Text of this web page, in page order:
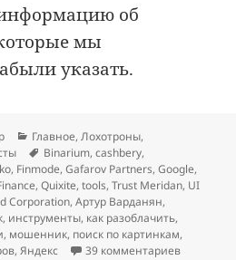
об
мы
указать.
Рубрики
Главное,Лохотроны,
Метки
Binarium,cashbery,
, Finmode,Gafarov Partners,Google,
,Quixite,tools,Trust Meridan, UI
Corporation,Артур Варданян,
, инструменты, как разоблачить,
, мошенник, поиск по картинкам,
,Яндекс 39 комментариевк записи